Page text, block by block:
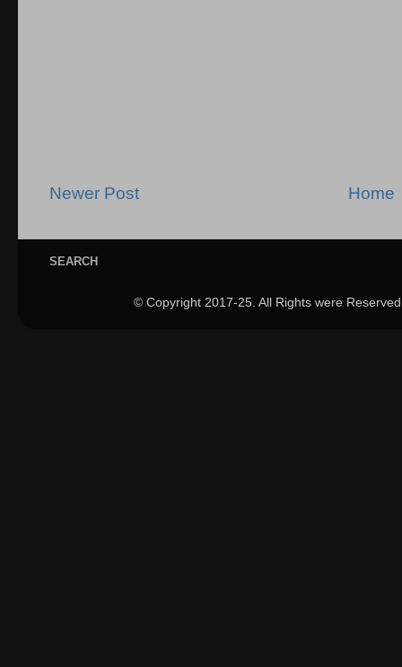
Newer Post Home
SEARCH
© Copyright 2017-25. All Rights were